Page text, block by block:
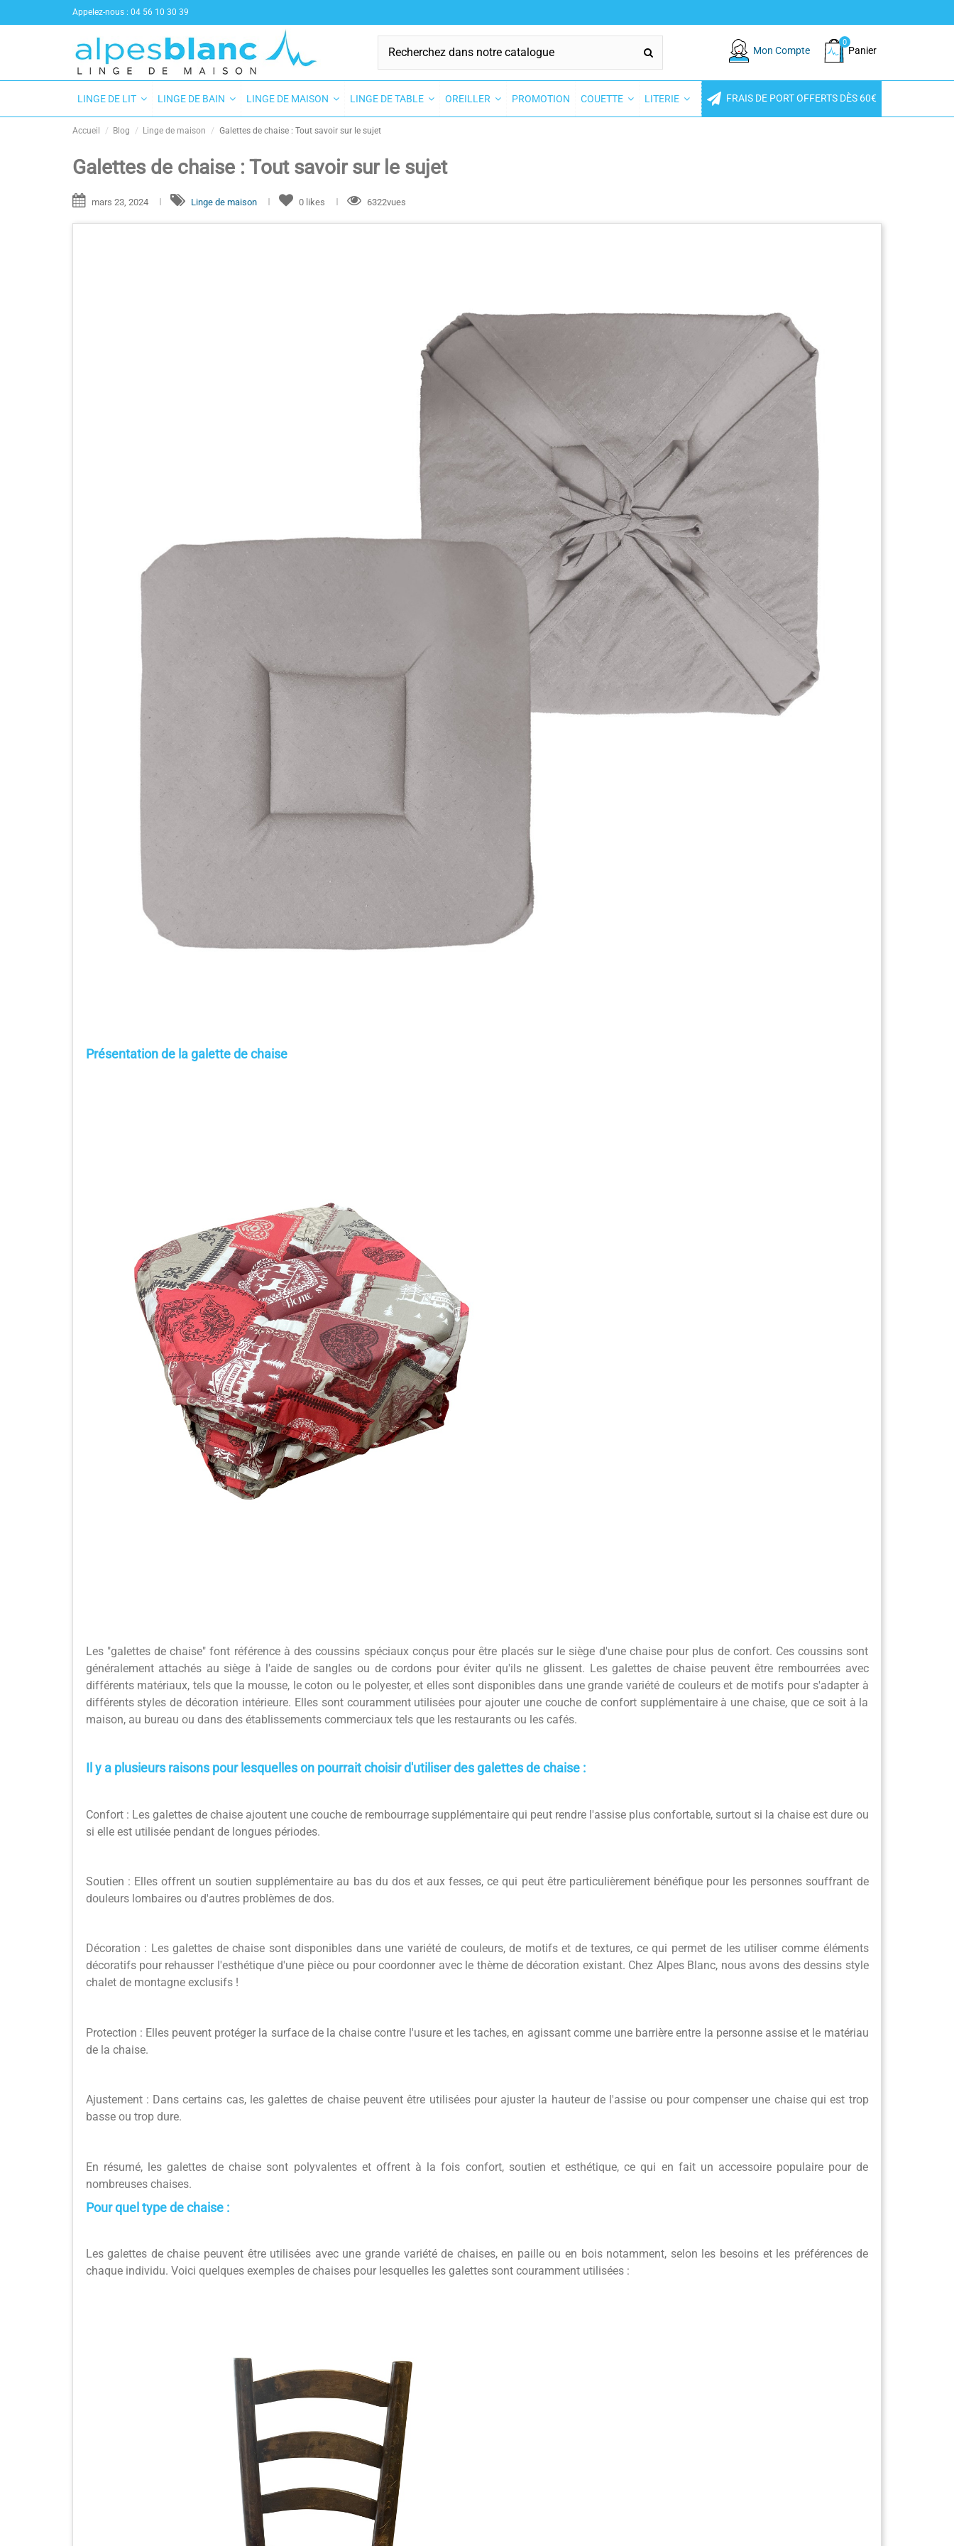
Appelez-nous : 04 56 10 30 39
Mon Compte
0
Panier
LINGE DE LIT LINGE DE BAIN LINGE DE MAISON LINGE DE TABLE OREILLER PROMOTION COUETTE LITERIE FRAIS DE PORT OFFERTS DÈS 60€
Accueil Blog Linge de maison Galettes de chaise : Tout savoir sur le sujet
Galettes de chaise : Tout savoir sur le sujet
mars 23, 2024 Linge de maison 0 likes 6322vues
Présentation de la galette de chaise
Les "galettes de chaise" font référence à des coussins spéciaux conçus pour être placés sur le siège d'une chaise pour plus de confort. Ces coussins sont
généralement attachés au siège à l'aide de sangles ou de cordons pour éviter qu'ils ne glissent. Les galettes de chaise peuvent être rembourrées avec
différents matériaux, tels que la mousse, le coton ou le polyester, et elles sont disponibles dans une grande variété de couleurs et de motifs pour s'adapter à
différents styles de décoration intérieure. Elles sont couramment utilisées pour ajouter une couche de confort supplémentaire à une chaise, que ce soit à la
maison, au bureau ou dans des établissements commerciaux tels que les restaurants ou les cafés.
Il y a plusieurs raisons pour lesquelles on pourrait choisir d'utiliser des galettes de chaise :
Confort : Les galettes de chaise ajoutent une couche de rembourrage supplémentaire qui peut rendre l'assise plus confortable, surtout si la chaise est dure ou
si elle est utilisée pendant de longues périodes.
Soutien : Elles offrent un soutien supplémentaire au bas du dos et aux fesses, ce qui peut être particulièrement bénéfique pour les personnes souffrant de
douleurs lombaires ou d'autres problèmes de dos.
Décoration : Les galettes de chaise sont disponibles dans une variété de couleurs, de motifs et de textures, ce qui permet de les utiliser comme éléments
décoratifs pour rehausser l'esthétique d'une pièce ou pour coordonner avec le thème de décoration existant. Chez Alpes Blanc, nous avons des dessins style
chalet de montagne exclusifs !
Protection : Elles peuvent protéger la surface de la chaise contre l'usure et les taches, en agissant comme une barrière entre la personne assise et le matériau
de la chaise.
Ajustement : Dans certains cas, les galettes de chaise peuvent être utilisées pour ajuster la hauteur de l'assise ou pour compenser une chaise qui est trop
basse ou trop dure.
En résumé, les galettes de chaise sont polyvalentes et offrent à la fois confort, soutien et esthétique, ce qui en fait un accessoire populaire pour de
nombreuses chaises.
Pour quel type de chaise :
Les galettes de chaise peuvent être utilisées avec une grande variété de chaises, en paille ou en bois notamment, selon les besoins et les préférences de
chaque individu. Voici quelques exemples de chaises pour lesquelles les galettes sont couramment utilisées :